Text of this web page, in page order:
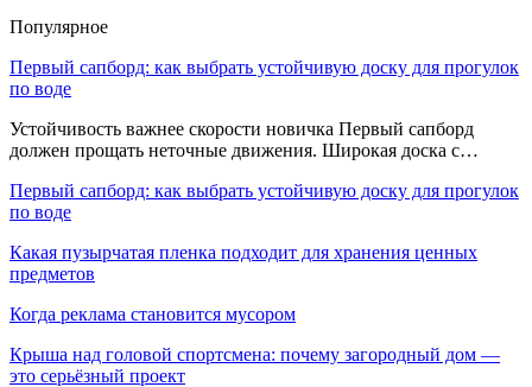
Популярное
Первый сапборд: как выбрать устойчивую доску для прогулок
по воде
Устойчивость важнее скорости новичка Первый сапборд
должен прощать неточные движения. Широкая доска с…
Первый сапборд: как выбрать устойчивую доску для прогулок
по воде
Какая пузырчатая пленка подходит для хранения ценных
предметов
Когда реклама становится мусором
Крыша над головой спортсмена: почему загородный дом —
это серьёзный проект